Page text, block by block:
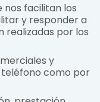
nos facilitan los
y responder a
realizadas por los
y
como por